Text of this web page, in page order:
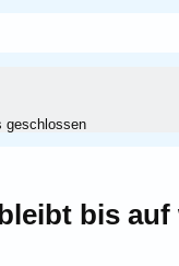
geschlossen
bis